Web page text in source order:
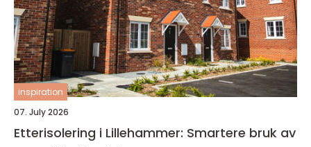
inspiration
07. July 2026
Etterisolering i Lillehammer: Smartere bruk av